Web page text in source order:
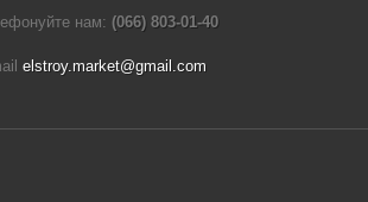
нам: (066) 803-01-40
elstroy.market@gmail.com